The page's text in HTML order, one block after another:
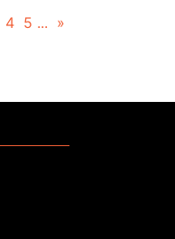
4 5 ... »